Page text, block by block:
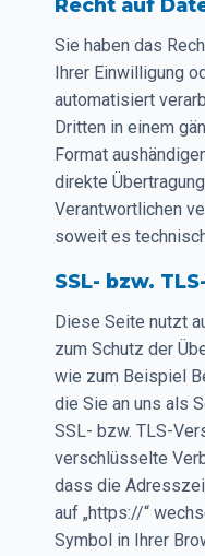
Recht auf
Sie haben das
Ihrer Einwilligung
automatisiert
Dritten in einem
Format
direkte
Verantwortlichen
soweit es
SSL- bzw.
Diese Seite nutzt
zum Schutz der
wie zum Beispiel
die Sie an uns als
SSL- bzw. TLS-
verschlüsselte
dass die
auf „https://“
Symbol in Ihrer